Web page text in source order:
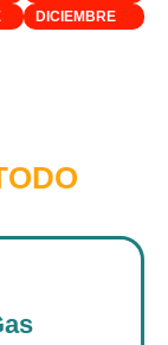
DICIEMBRE